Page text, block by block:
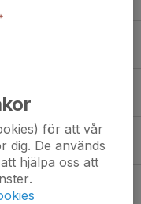
för att vår
dig. De används
hjälpa oss att